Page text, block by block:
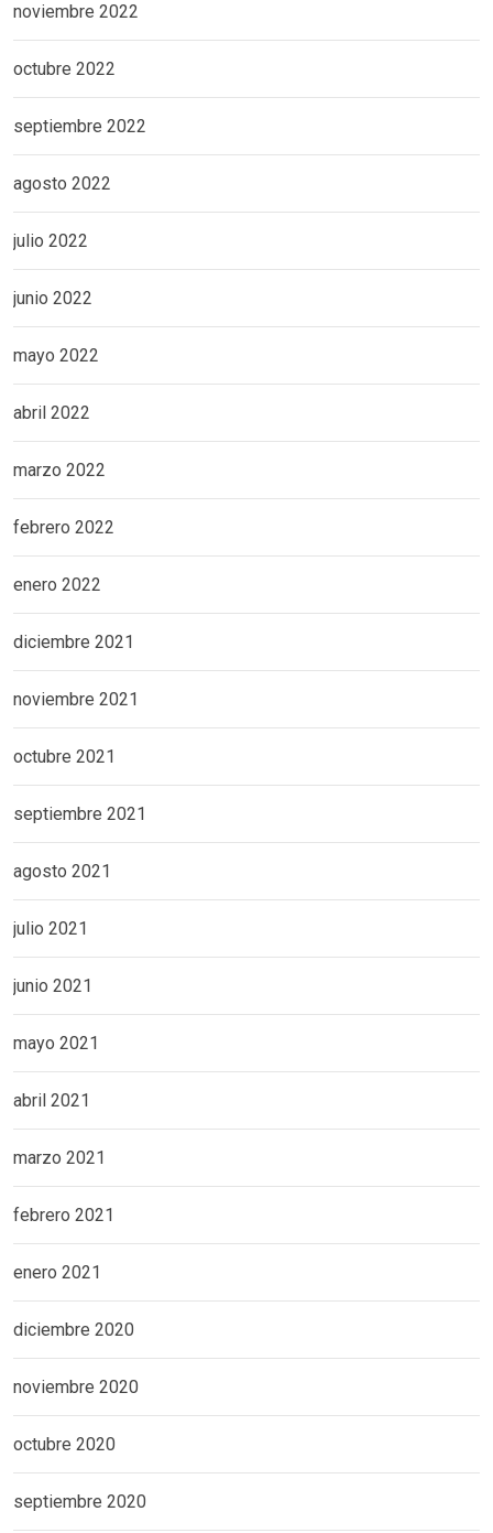
noviembre 2022
octubre 2022
septiembre 2022
agosto 2022
julio 2022
junio 2022
mayo 2022
abril 2022
marzo 2022
febrero 2022
enero 2022
diciembre 2021
noviembre 2021
octubre 2021
septiembre 2021
agosto 2021
julio 2021
junio 2021
mayo 2021
abril 2021
marzo 2021
febrero 2021
enero 2021
diciembre 2020
noviembre 2020
octubre 2020
septiembre 2020